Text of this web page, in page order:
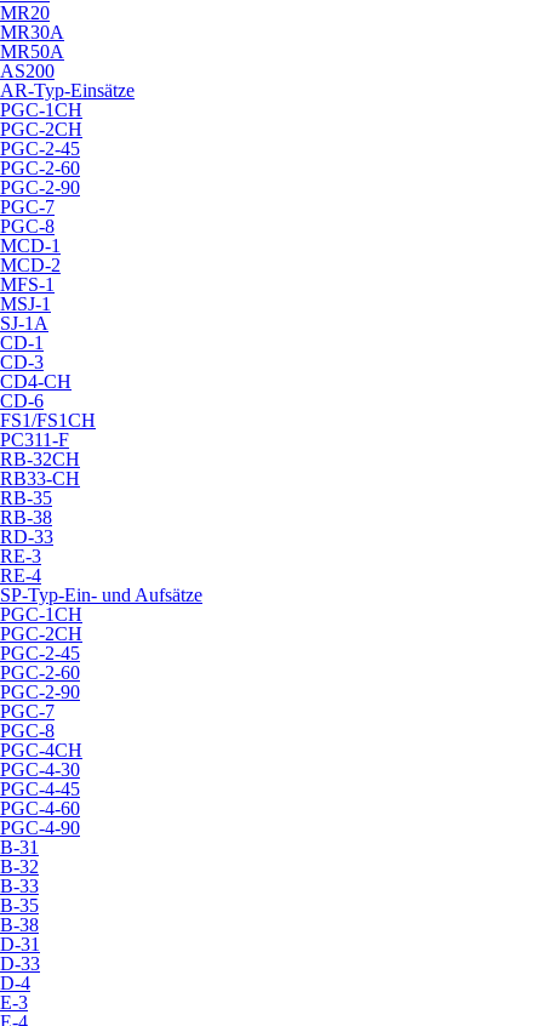
MR20
MR30A
MR50A
AS200
AR-Typ-Einsätze
PGC-1CH
PGC-2CH
PGC-2-45
PGC-2-60
PGC-2-90
PGC-7
PGC-8
MCD-1
MCD-2
MFS-1
MSJ-1
SJ-1A
CD-1
CD-3
CD4-CH
CD-6
FS1/FS1CH
PC311-F
RB-32CH
RB33-CH
RB-35
RB-38
RD-33
RE-3
RE-4
SP-Typ-Ein- und Aufsätze
PGC-1CH
PGC-2CH
PGC-2-45
PGC-2-60
PGC-2-90
PGC-7
PGC-8
PGC-4CH
PGC-4-30
PGC-4-45
PGC-4-60
PGC-4-90
B-31
B-32
B-33
B-35
B-38
D-31
D-33
D-4
E-3
E-4